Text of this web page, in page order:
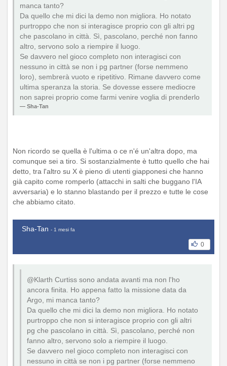
manca tanto?
Da quello che mi dici la demo non migliora. Ho notato
purtroppo che non si interagisce proprio con gli altri pg
che pascolano in città. Sì, pascolano, perché non fanno
altro, servono solo a riempire il luogo.
Se davvero nel gioco completo non interagisci con
nessuno in città se non i pg partner (forse nemmeno
loro), sembrerà vuoto e ripetitivo. Rimane davvero come
ultima speranza la storia. Se dovesse essere mediocre
non saprei proprio come farmi venire voglia di prenderlo
Sha-Tan
Non ricordo se quella è l'ultima o ce n'é un'altra dopo, ma
comunque sei a tiro. Si sostanzialmente è tutto quello che hai
detto, tra l'altro su X è pieno di utenti giapponesi che hanno
già capito come romperlo (attacchi in salti che buggano l'IA
avversaria) e lo stanno blastando per il prezzo e tutte le cose
che abbiamo citato.
Sha-Tan - 1 mesi fa
0
@Klarth Curtiss sono andata avanti ma non l'ho
ancora finita. Ho appena fatto la missione data da
Argo, mi manca tanto?
Da quello che mi dici la demo non migliora. Ho notato
purtroppo che non si interagisce proprio con gli altri
pg che pascolano in città. Sì, pascolano, perché non
fanno altro, servono solo a riempire il luogo.
Se davvero nel gioco completo non interagisci con
nessuno in città se non i pg partner (forse nemmeno